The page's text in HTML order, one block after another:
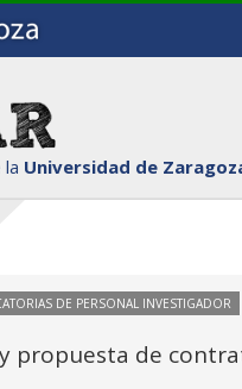
Universidad de
DE PERSONAL INVESTIGADOR
propuesta de